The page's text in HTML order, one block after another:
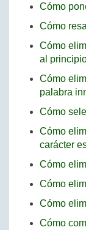
Cómo
Cómo
Cómo
al
Cómo
palabra
Cómo
Cómo
carácter
Cómo
Cómo
Cómo
Cómo